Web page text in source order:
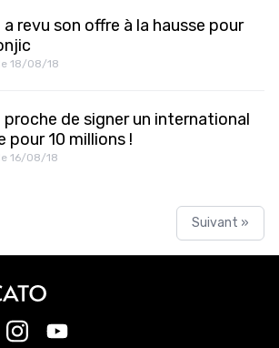
a revu son offre à la hausse pour
18/08/18
proche de signer un international
pour 10 millions !
16/08/18
Suivant »